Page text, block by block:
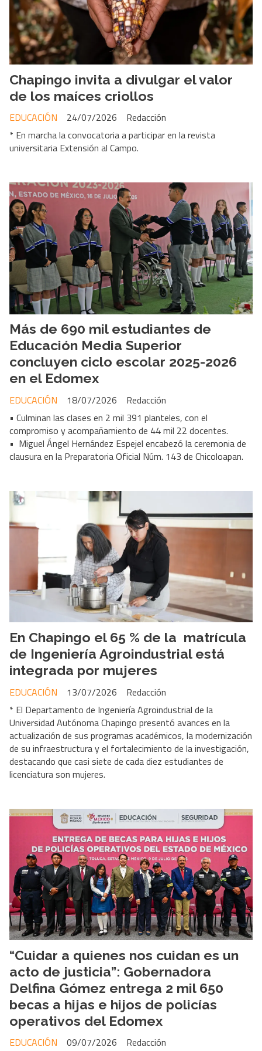
Chapingo invita a divulgar el valor
de los maíces criollos
Redacción
EDUCACIÓN
24/07/2026
* En marcha la convocatoria a participar en la revista
universitaria Extensión al Campo.
Más de 690 mil estudiantes de
Educación Media Superior
concluyen ciclo escolar 2025-2026
en el Edomex
Redacción
EDUCACIÓN
18/07/2026
• Culminan las clases en 2 mil 391 planteles, con el
compromiso y acompañamiento de 44 mil 22 docentes.
• Miguel Ángel Hernández Espejel encabezó la ceremonia de
clausura en la Preparatoria Oficial Núm. 143 de Chicoloapan.
En Chapingo el 65 % de la matrícula
de Ingeniería Agroindustrial está
integrada por mujeres
Redacción
EDUCACIÓN
13/07/2026
* El Departamento de Ingeniería Agroindustrial de la
Universidad Autónoma Chapingo presentó avances en la
actualización de sus programas académicos, la modernización
de su infraestructura y el fortalecimiento de la investigación,
destacando que casi siete de cada diez estudiantes de
licenciatura son mujeres.
“Cuidar a quienes nos cuidan es un
acto de justicia”: Gobernadora
Delfina Gómez entrega 2 mil 650
becas a hijas e hijos de policías
operativos del Edomex
Redacción
EDUCACIÓN 09/07/2026